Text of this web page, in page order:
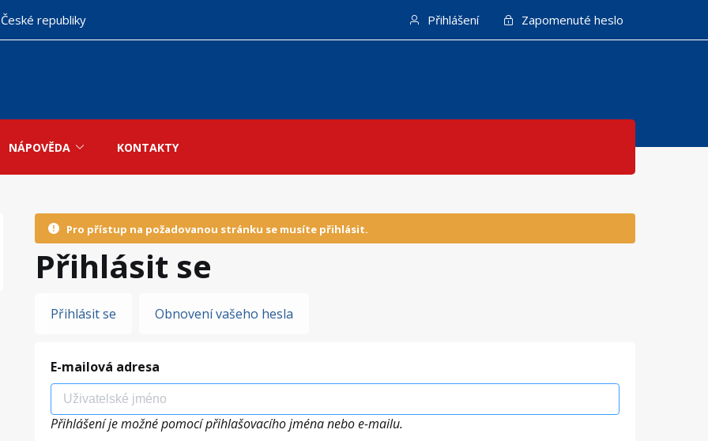
republiky Přihlášení Zapomenuté heslo
NÁPOVĚDA KONTAKTY
Pro přístup na požadovanou stránku se musíte přihlásit.
Přihlásit se
Hlavní
Přihlásit se Obnovení vašeho hesla
E-mailová adresa
Přihlášení je možné pomocí přihlašovacího jména nebo e-mailu.